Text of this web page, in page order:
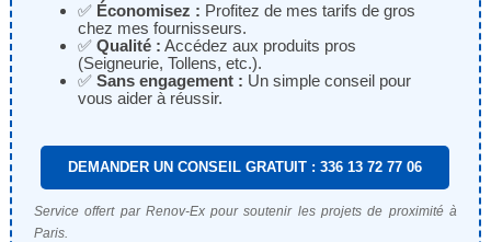
✅ Économisez : Profitez de mes tarifs de gros
chez mes fournisseurs.
✅ Qualité : Accédez aux produits pros
(Seigneurie, Tollens, etc.).
✅ Sans engagement : Un simple conseil pour
vous aider à réussir.
DEMANDER UN CONSEIL GRATUIT : 336 13 72 77 06
Service offert par Renov-Ex pour soutenir les projets de proximité à
Paris.